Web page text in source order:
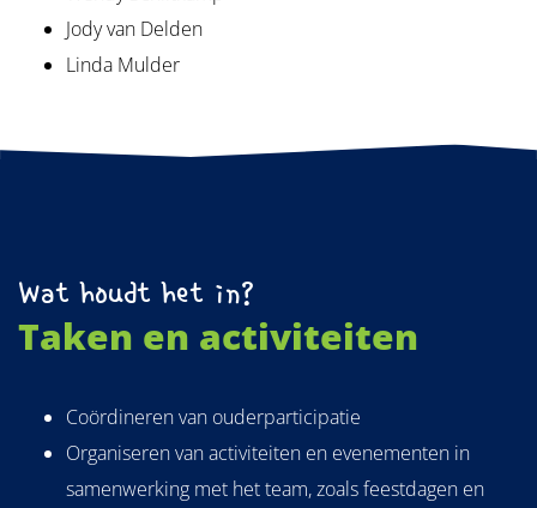
Jody van Delden
Linda Mulder
Wat houdt het in?
Taken en activiteiten
Coördineren van ouderparticipatie
Organiseren van activiteiten en evenementen in
samenwerking met het team, zoals feestdagen en